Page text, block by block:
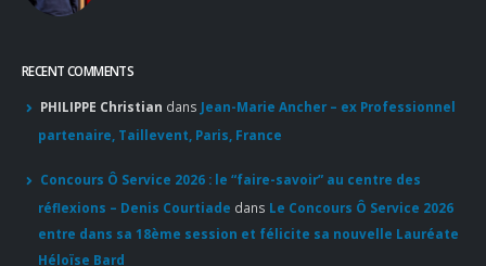
RECENT COMMENTS
PHILIPPE Christian dans Jean-Marie Ancher – ex Professionnel
partenaire, Taillevent, Paris, France
Concours Ô Service 2026 : le “faire-savoir” au centre des
réflexions – Denis Courtiade dans Le Concours Ô Service 2026
entre dans sa 18ème session et félicite sa nouvelle Lauréate
Héloïse Bard